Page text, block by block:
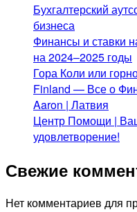
Бухгалтерский
бизнеса
Финансы и ставки
на 2024–2025 годы
Гора Коли или
Finland — Все о
Aaron | Латвия
Центр Помощи |
удовлетворение!
Свежие
Нет комментариев для